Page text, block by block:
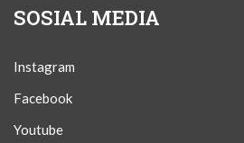
SOSIAL MEDIA
Instagram
Facebook
Youtube